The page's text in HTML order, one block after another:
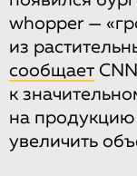
whopper —
из
сообщает
к
на
увеличить